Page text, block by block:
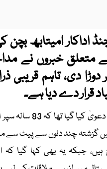
اداکار امیتابھ بچن
متعلق خبروں نے
دی، تاہم قریبی
قرار دے دیا ہے۔
ابتدائی رپورٹس میں دعویٰ
گزشتہ چند دنوں سے پیٹ سے
جبکہ یہ بھی کہا گیا